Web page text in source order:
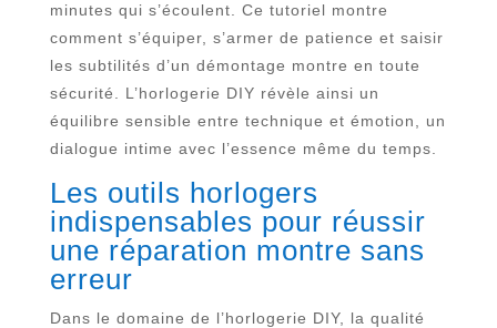
minutes qui s’écoulent. Ce tutoriel montre
comment s’équiper, s’armer de patience et saisir
les subtilités d’un démontage montre en toute
sécurité. L’horlogerie DIY révèle ainsi un
équilibre sensible entre technique et émotion, un
dialogue intime avec l’essence même du temps.
Les outils horlogers
indispensables pour réussir
une réparation montre sans
erreur
Dans le domaine de l’horlogerie DIY, la qualité